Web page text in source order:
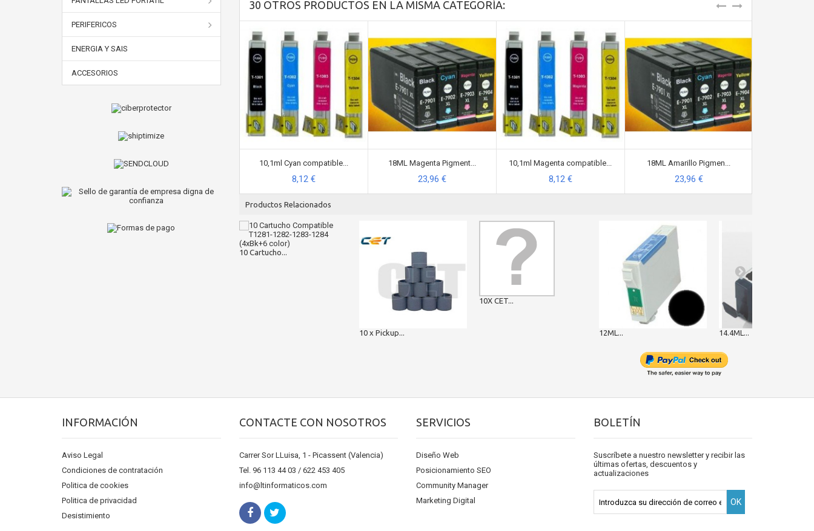
PERIFERICOS
ENERGIA Y SAIS
ACCESORIOS
30 OTROS PRODUCTOS EN LA MISMA CATEGORÍA:
10,1ml Cyan compatible...
8,12 €
18ML Magenta Pigment...
23,96 €
10,1ml Magenta compatible...
8,12 €
18ML Amarillo Pigmen...
23,96 €
Productos Relacionados
10 Cartucho...
10 x Pickup...
10X CET...
12ML... 14.4ML...
INFORMACIÓN
Aviso Legal
Condiciones de contratación
Politica de cookies
Politica de privacidad
Desistimiento
CONTACTE CON NOSOTROS
Carrer Sor LLuisa, 1 - Picassent (Valencia)
Tel. 96 113 44 03 / 622 453 405
info@ltinformaticos.com
SERVICIOS
Diseño Web
Posicionamiento SEO
Community Manager
Marketing Digital
BOLETÍN
Suscríbete a nuestro newsletter y recibir las
últimas ofertas, descuentos y
actualizaciones
OK